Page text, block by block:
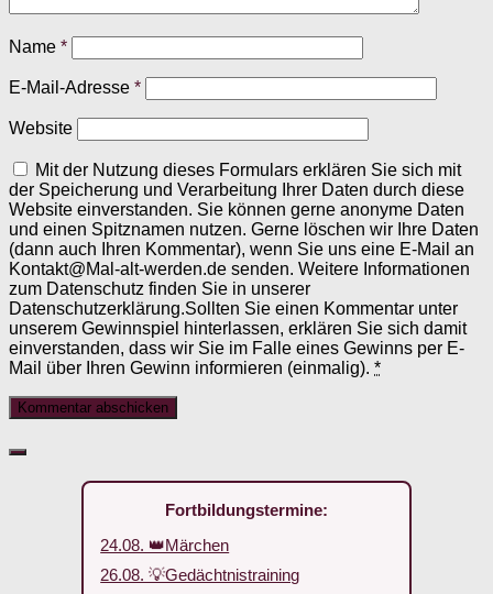
Name *
E-Mail-Adresse *
Website
Mit der Nutzung dieses Formulars erklären Sie sich mit
der Speicherung und Verarbeitung Ihrer Daten durch diese
Website einverstanden. Sie können gerne anonyme Daten
und einen Spitznamen nutzen. Gerne löschen wir Ihre Daten
(dann auch Ihren Kommentar), wenn Sie uns eine E-Mail an
Kontakt@Mal-alt-werden.de senden. Weitere Informationen
zum Datenschutz finden Sie in unserer
Datenschutzerklärung.Sollten Sie einen Kommentar unter
unserem Gewinnspiel hinterlassen, erklären Sie sich damit
einverstanden, dass wir Sie im Falle eines Gewinns per E-
Mail über Ihren Gewinn informieren (einmalig). *
Fortbildungstermine:
24.08. 👑Märchen
26.08. 💡Gedächtnistraining